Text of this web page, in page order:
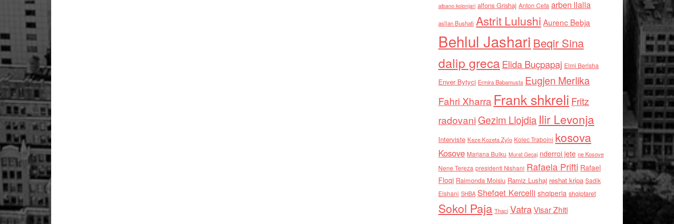
albano kolonjari alfons Grishaj Anton Cefa arben llalla
asllan Bushati Astrit Lulushi Aurenc Bebja
Behlul Jashari Beqir Sina
dalip grecaElida Buçpapaj Elmi Berisha
Enver Bytyci Ermira Babamusta Eugjen Merlika
Fahri Xharra Frank shkreli Fritz
radovaniGezim Llojdia Ilir Levonja
Interviste Keze Kozeta Zylo Kolec Traboini kosova
Kosove Marjana Bulku Murat Gecaj nderroi jete ne Kosove
Nene Tereza presidenti Nishani Rafaela Prifti Rafael
Floqi Raimonda Moisiu Ramiz Lushaj reshat kripa Sadik
Elshani SHBA Shefqet Kercelli shqiperia shqiptaret
Sokol Paja Thaci VatraVisar Zhiti